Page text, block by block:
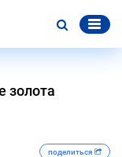
золота
поделиться